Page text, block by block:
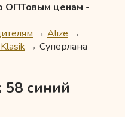
ОПТовым ценам -
→ Alize →
→ Суперлана
58 синий